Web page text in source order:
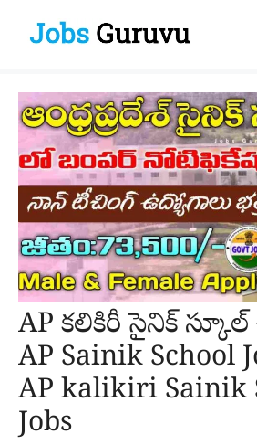
AP కలికిరీ సైనిక్ స్కూల్
AP Sainik School
AP kalikiri Sainik
Jobs